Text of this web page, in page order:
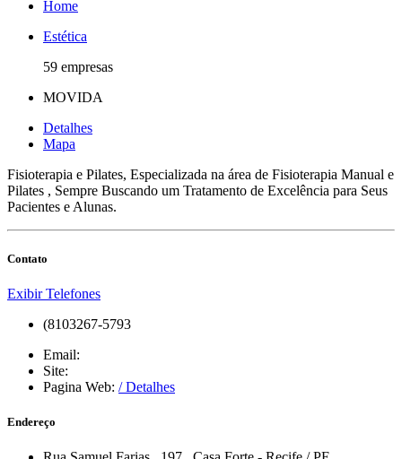
Home
Estética
59 empresas
MOVIDA
Detalhes
Mapa
Fisioterapia e Pilates, Especializada na área de Fisioterapia Manual e
Pilates , Sempre Buscando um Tratamento de Excelência para Seus
Pacientes e Alunas.
Contato
Exibir Telefones
(8103267-5793
Email:
Site:
Pagina Web: / Detalhes
Endereço